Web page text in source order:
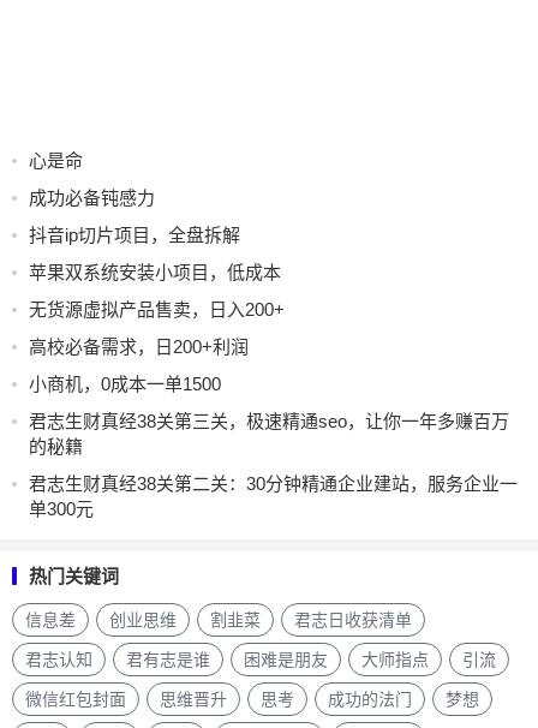
心是命
成功必备钝感力
抖音ip切片项目，全盘拆解
苹果双系统安装小项目，低成本
无货源虚拟产品售卖，日入200+
高校必备需求，日200+利润
小商机，0成本一单1500
君志生财真经38关第三关，极速精通seo，让你一年多赚百万
的秘籍
君志生财真经38关第二关：30分钟精通企业建站，服务企业一
单300元
热门关键词
信息差 创业思维 割韭菜 君志日收获清单
君志认知 君有志是谁 困难是朋友 大师指点 引流
微信红包封面 思维晋升 思考 成功的法门 梦想